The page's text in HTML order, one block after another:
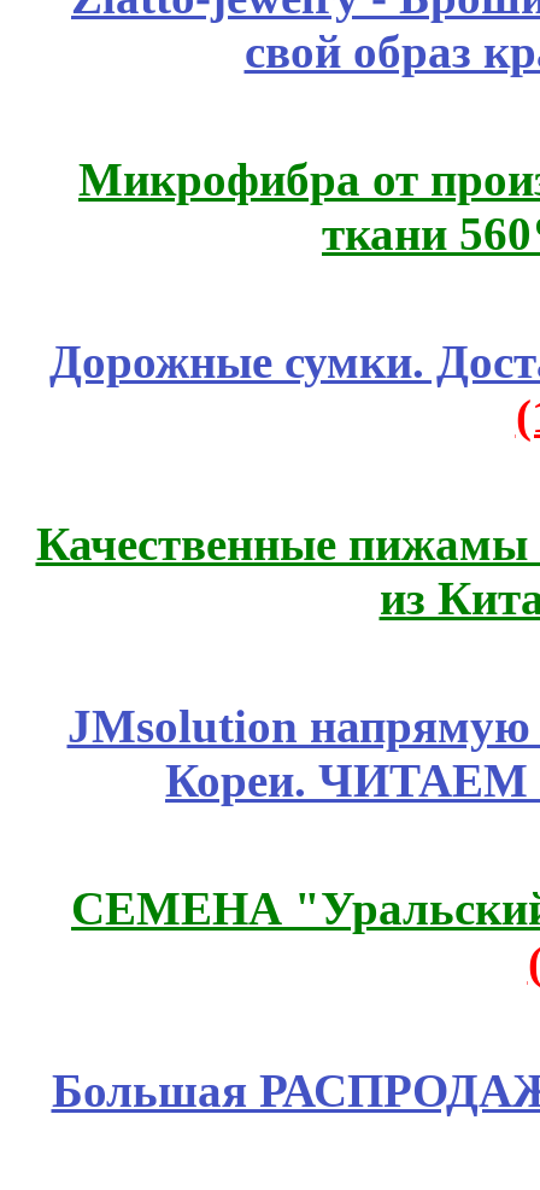
свой образ
Микрофибра от
ткани
Дорожные сумки.
Качественные пижамы
из
JMsolution
Кореи.
СЕМЕНА
Большая